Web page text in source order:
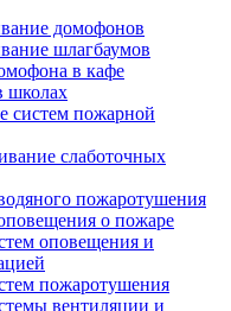
домофонов
шлагбаумов
в кафе
школах
систем пожарной
слаботочных
пожаротушения
о пожаре
оповещения и
пожаротушения
вентиляции и